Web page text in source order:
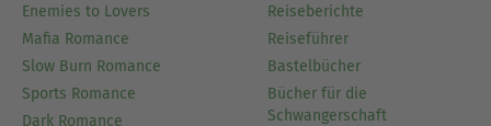
Enemies to Lovers
Mafia Romance
Slow Burn Romance
Sports Romance
Dark Romance
Reiseberichte
Reiseführer
Bastelbücher
Bücher für die
Schwangerschaft